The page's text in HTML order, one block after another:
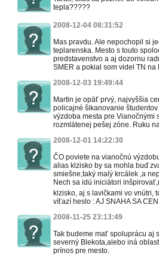
tepla?????
2008-12-04 08:31:52
Mas pravdu. Ale nepochopil si
teplarenska. Mesto s touto
predstavenstvo a aj dozornu
SMER a pokial som videl TN
2008-12-03 19:49:44
Martin je opäť prvý, najvyššia
policajné šikanovanie
výzdoba mesta pre Vianočnými
rozmlátenej pešej zóne. Ruku
2008-12-01 14:22:30
ČO poviete na vianočnú
alias klzisko by sa mohla buď
smiešne,taký malý krcálek ,a
Nech sa idú iniciátori
klzisko, aj s lavičkami vo vnútri,
víťazí heslo : AJ SNAHA SA
2008-11-25 23:13:49
Tak budeme mať spoluprácu aj
severný Blekota,alebo iná
prínos pre mesto.